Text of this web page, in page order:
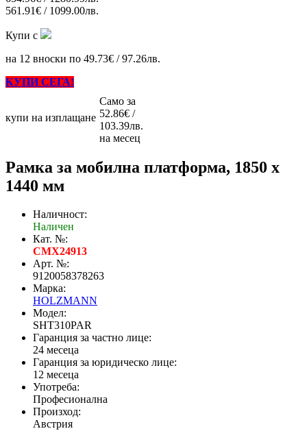
561.91€ / 1099.00лв.
Купи с
на 12 вноски по 49.73€ / 97.26лв.
КУПИ СЕГА!
купи на изплащане
Само за
52.86€ /
103.39лв.
на месец
Рамка за мобилна платформа, 1850 х
1440 мм
Наличност:
Наличен
Кат. №:
CMX24913
Арт. №:
9120058378263
Марка:
HOLZMANN
Модел:
SHT310PAR
Гаранция за частно лице:
24 месеца
Гаранция за юридическо лице:
12 месеца
Употреба:
Професионална
Произход:
Австрия